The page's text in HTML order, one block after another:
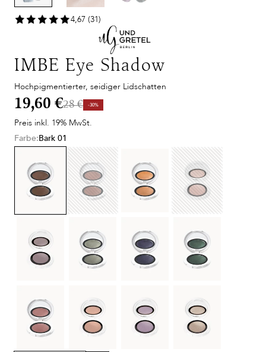
4,67 (31)
IMBE Eye Shadow
Hochpigmentierter, seidiger Lidschatten
19,60 €28 € -30%
Preis inkl. 19% MwSt.
Farbe:Bark 01